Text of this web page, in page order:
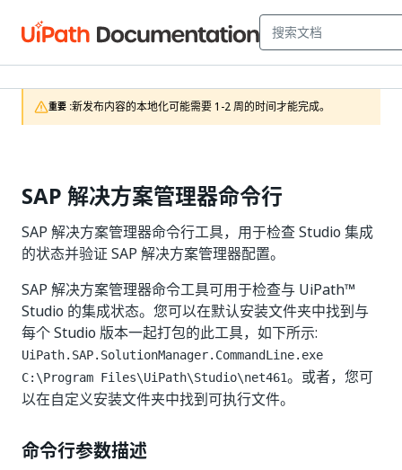
重要 :新发布内容的本地化可能需要 1-2 周的时间才能完成。
SAP 解决方案管理器命令行
SAP 解决方案管理器命令行工具，用于检查 Studio 集成
的状态并验证 SAP 解决方案管理器配置。
SAP 解决方案管理器命令工具可用于检查与 UiPath™
Studio 的集成状态。您可以在默认安装文件夹中找到与
每个 Studio 版本一起打包的此工具，如下所示:
UiPath.SAP.SolutionManager.CommandLine.exe
C:\Program Files\UiPath\Studio\net461。或者，您可
以在自定义安装文件夹中找到可执行文件。
命令行参数描述